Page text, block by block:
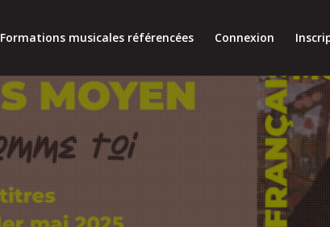
Formations musicales référencées Connexion